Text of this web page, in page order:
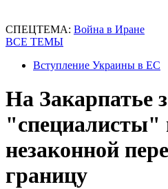
СПЕЦТЕМА: Война в Иране
ВСЕ ТЕМЫ
Вступление Украины в ЕС
На Закарпатье
"специалисты"
незаконной
границу